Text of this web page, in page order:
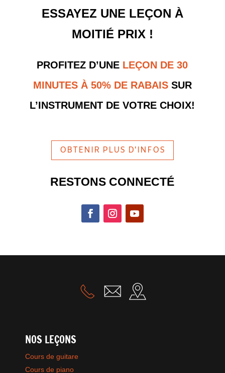
ESSAYEZ UNE LEÇON À
MOITIÉ PRIX !
PROFITEZ D’UNE LEÇON DE 30
MINUTES À 50% DE RABAIS SUR
L’INSTRUMENT DE VOTRE CHOIX!
OBTENIR PLUS D'INFOS
RESTONS CONNECTÉ
NOS LEÇONS
Cours de guitare
Cours de piano